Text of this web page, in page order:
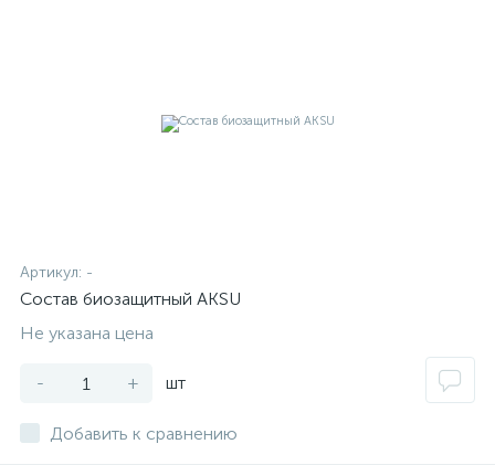
Артикул: -
Состав биозащитный AKSU
Не указана цена
- + шт
Добавить к сравнению